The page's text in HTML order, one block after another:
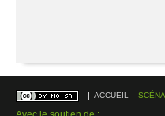
ACCUEIL